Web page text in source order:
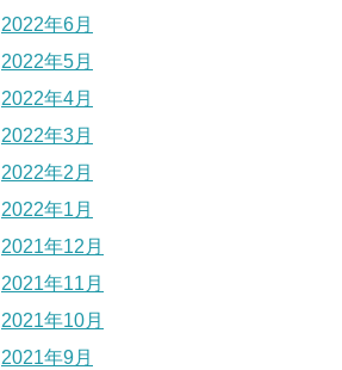
2022年6月
2022年5月
2022年4月
2022年3月
2022年2月
2022年1月
2021年12月
2021年11月
2021年10月
2021年9月